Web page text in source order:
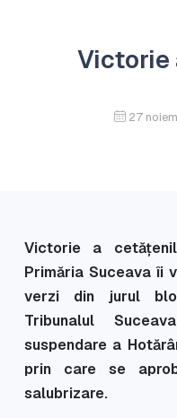
Victorie
27
Victorie a
Primăria Suceava îi
verzi din jurul
Tribunalul
suspendare a
prin care se
salubrizare.